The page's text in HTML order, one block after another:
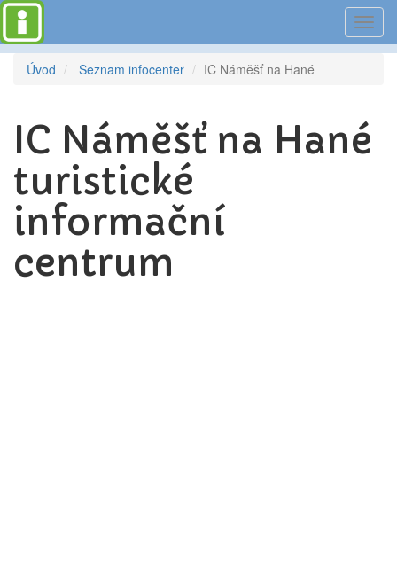
Úvod
Seznam infocenter IC Náměšť na Hané
IC Náměšť na Hané
turistické
informační
centrum